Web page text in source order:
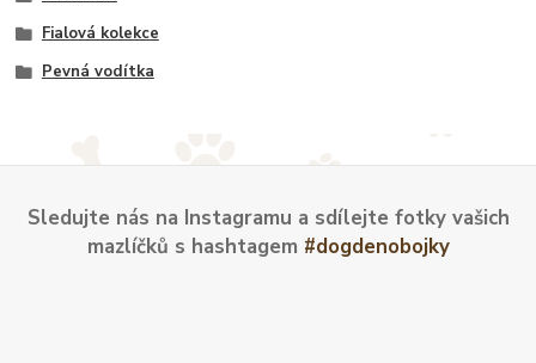
Fialová kolekce
Pevná vodítka
Sledujte nás na Instagramu a sdílejte fotky vašich
mazlíčků s hashtagem #dogdenobojky